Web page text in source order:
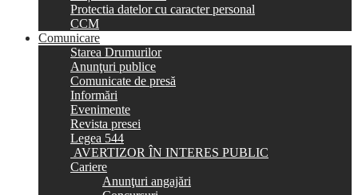
Protectia datelor cu caracter personal
CCM
Comunicare
Starea Drumurilor
Anunţuri publice
Comunicate de presă
Informări
Evenimente
Revista presei
Legea 544
AVERTIZOR ÎN INTERES PUBLIC
Cariere
Anunţuri angajări